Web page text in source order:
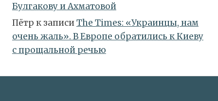
Булгакову и Ахматовой
Пётр к записиТhe Times: «Украинцы, нам
очень жаль». В Европе обратились к Киеву
с прощальной речью